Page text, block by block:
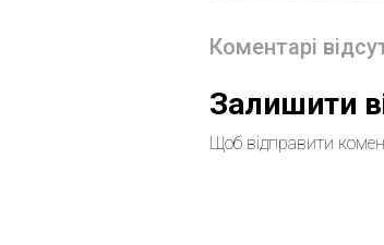
Коментарі
Залишити
Щоб відправити